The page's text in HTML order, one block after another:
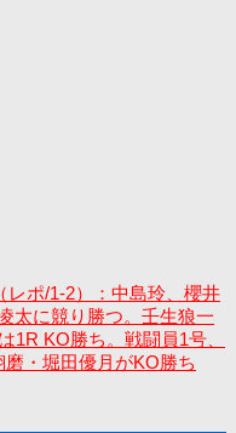
レポ/1-2）：中島玲、櫻井
太に競り勝つ。壬生狼一
1R KO勝ち。戦闘員1号、
・堀田優月がKO勝ち